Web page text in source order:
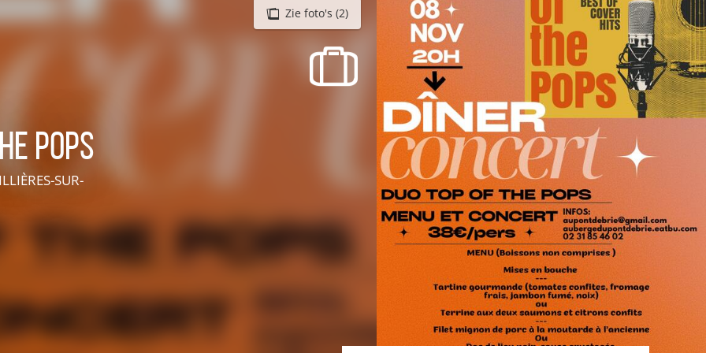
recherche des lumières disparues
Lokale verenigingen
Zie foto's (2)
Pops
SUR-